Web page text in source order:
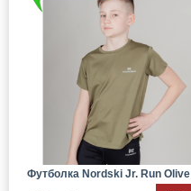
Футболка Nordski Jr. Run Olive